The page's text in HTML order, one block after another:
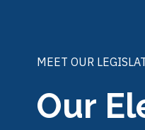
MEET OUR
Our